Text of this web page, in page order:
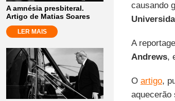
A amnésia presbiteral.
Artigo de Matias Soares
LER MAIS
causando
A
Andrews,
O artigo,
aquecerão